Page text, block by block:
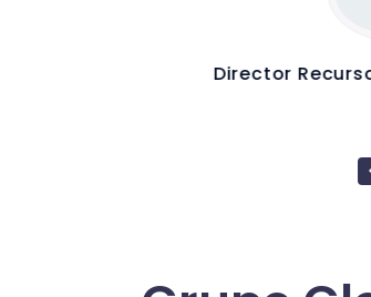
Director